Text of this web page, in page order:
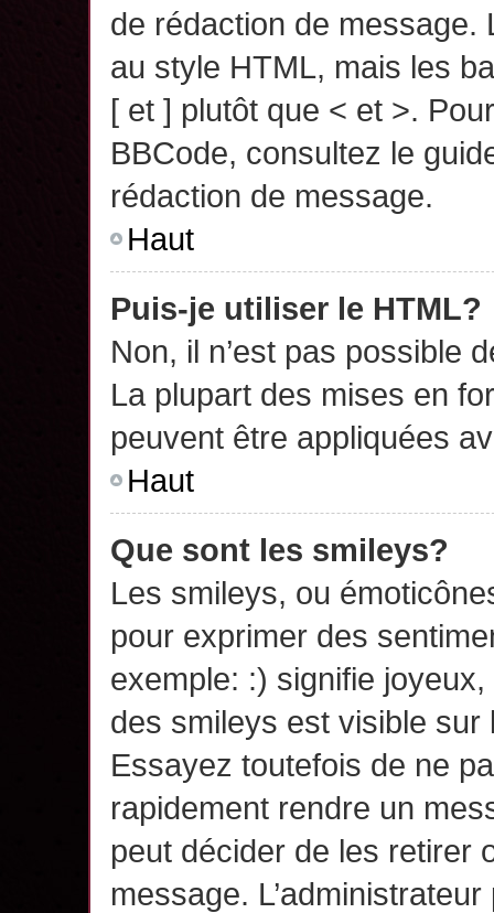
de rédaction de message.
au style HTML, mais les
[ et ] plutôt que < et >.
BBCode, consultez le
rédaction de message.
Haut
Puis-je utiliser le HTML?
Non, il n’est pas possible
La plupart des mises en
peuvent être appliquées
Haut
Que sont les smileys?
Les smileys, ou
pour exprimer des
exemple: :) signifie
des smileys est visible
Essayez toutefois de ne
rapidement rendre un
peut décider de les retirer
message.